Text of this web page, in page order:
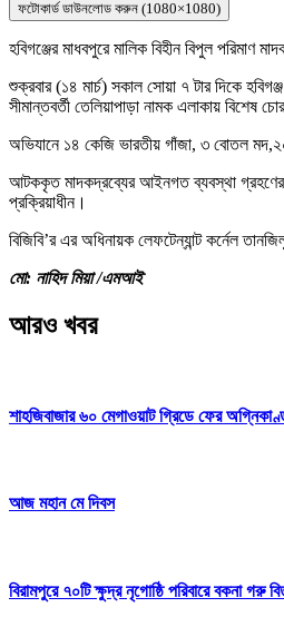
ফটোকার্ড ডাউনলোড করুন (1080×1080)
হবিগঞ্জের মাধবপুরে মালিক বিহীন বিপুল পরিমাণ
শুক্রবার (১৪ মার্চ) সকাল সোয়া ৭ টার দিকে
সীমান্তবর্তী তেলিয়াপাড়া নামক এলাকায় বিশেষ
অভিযানে ১৪ কেজি ভারতীয় গাঁজা, ৩ বোতল
আটককৃত মাদকদ্রব্যের আইনগত ব্যবস্থা গ্রহণের
প্রক্রিয়াধীন।
বিজিবি’র এর অধিনায়ক লেফটেন্যান্ট কর্নেল
মো: নাহিদ মিয়া /এমআই
আরও খবর
শাহজিবাজার ৬০ মেগাওয়াট গ্রিডে ফের
আজ মহান মে দিবস
বিরামপুরে ৭০টি ক্ষুদ্র নৃগোষ্ঠি পরিবারে বকনা গরু